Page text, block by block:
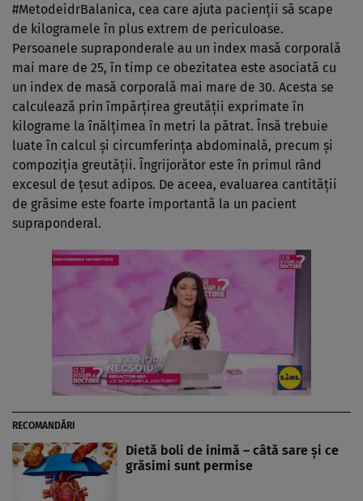
#MetodeidrBalanica, cea care ajuta pacienţii să scape
de kilogramele în plus extrem de periculoase.
Persoanele supraponderale au un index masă corporală
mai mare de 25, în timp ce obezitatea este asociată cu
un index de masă corporală mai mare de 30. Acesta se
calculează prin împărţirea greutăţii exprimate în
kilograme la înălţimea în metri la pătrat. Însă trebuie
luate în calcul şi circumferinţa abdominală, precum şi
compoziţia greutăţii. Îngrijorător este în primul rând
excesul de ţesut adipos. De aceea, evaluarea cantităţii
de grăsime este foarte importantă la un pacient
supraponderal.
RECOMANDĂRI
Dietă boli de inimă – câtă sare şi ce
grăsimi sunt permise